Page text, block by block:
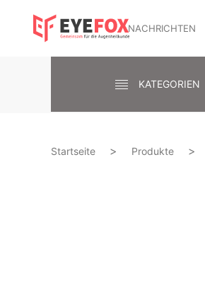
NACHRICHTEN
KATEGORIEN
Startseite Produkte